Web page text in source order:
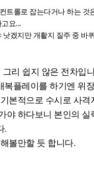
트롤로 잡는다거나 하는 것
요...
겠지만 개활지 질주 중 바
리 쉽지 않은 전차입
복플레이를 하기엔 위
본적으로 수시로 사격
야 하다보니 본인의 실
.
볼만할 듯 합니다.